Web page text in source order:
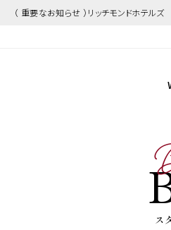
（ 重要なお知らせ ）リッチモンドホテ
ス